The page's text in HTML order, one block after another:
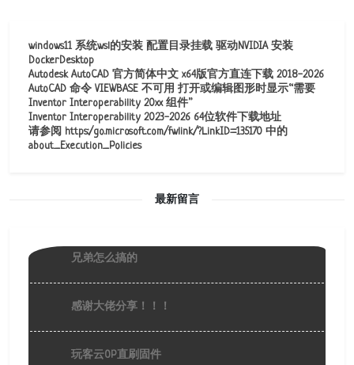
windows11 系统wsl的安装 配置目录挂载 驱动NVIDIA 安装
DockerDesktop
Autodesk AutoCAD 官方简体中文 x64版官方直连下载 2018-2026
AutoCAD 命令 VIEWBASE 不可用 打开或编辑图形时显示“需要
Inventor Interoperability 20xx 组件”
Inventor Interoperability 2023-2026 64位软件下载地址
请参阅 https:/go.microsoft.com/fwlink/?LinkID=135170 中的
about_Execution_Policies
最新留言
兄弟怎么搞的
感谢大佬分享！！！
玩客云OP直刷固件